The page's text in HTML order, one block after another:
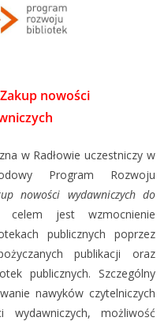
Zakup nowości
w Radłowie uczestniczy w
Program Rozwoju
nowości wydawniczych do
jest wzmocnienie
publicznych poprzez
publikacji oraz
publicznych. Szczególny
nawyków czytelniczych
wydawniczych, możliwość